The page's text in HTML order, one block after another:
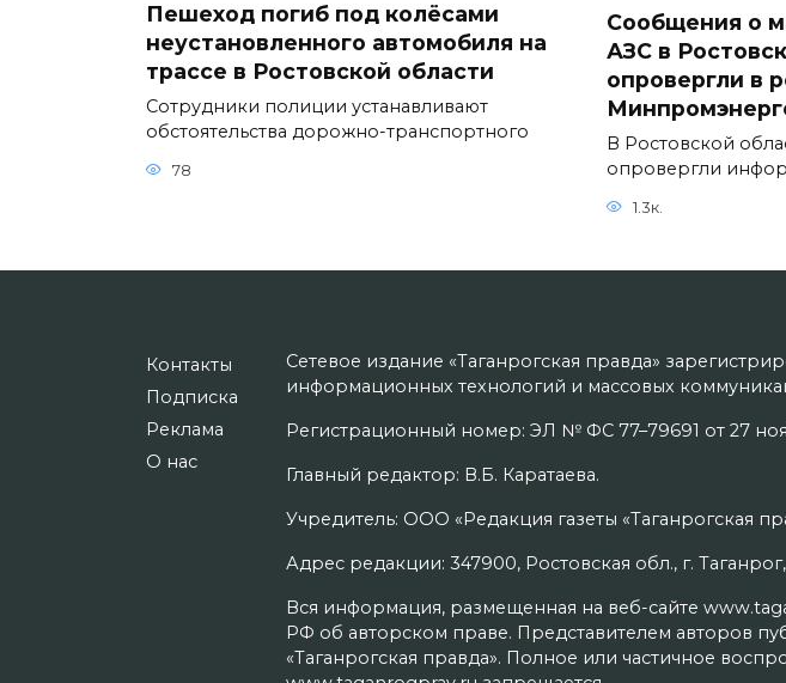
Пешеход погиб под колёсами
неустановленного автомобиля на
трассе в Ростовской области
Сотрудники полиции устанавливают
обстоятельства дорожно-транспортного
78
Сообщения о
АЗС в
опровергли в
В Ростовской
опровергли
1.3к.
Контакты
Подписка
Реклама
О нас
Сетевое издание «Таганрогская правда»
информационных технологий и массовых
Регистрационный номер: ЭЛ № ФС 77–79691 от 27
Главный редактор: В.Б. Каратаева.
Учредитель: ООО «Редакция газеты «Таганрогская
Адрес редакции: 347900, Ростовская обл., г. Таганрог,
Вся информация, размещенная на веб-сайте
РФ об авторском праве. Представителем авторов
«Таганрогская правда». Полное или частичное